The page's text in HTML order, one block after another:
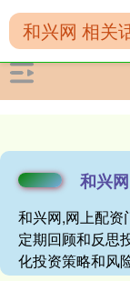
和兴网
和兴网,网上配资
定期回顾和反思
化投资策略和风
和兴网 相关